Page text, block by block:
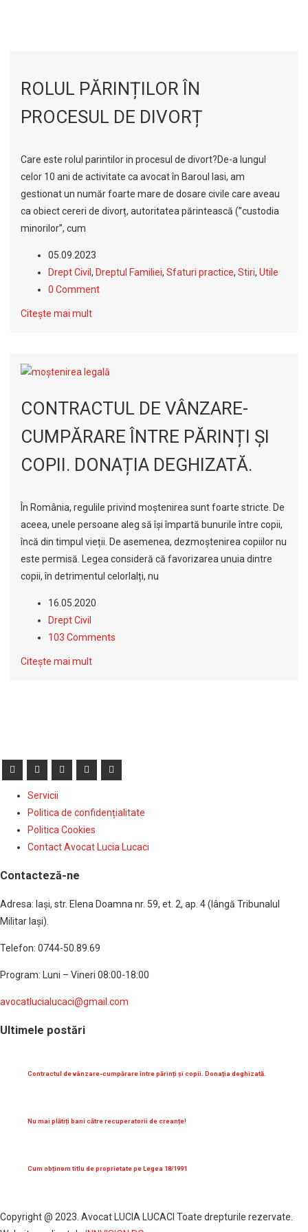
ROLUL PĂRINȚILOR ÎN
PROCESUL DE DIVORȚ
Care este rolul parintilor in procesul de divort?De-a lungul
celor 10 ani de activitate ca avocat în Baroul Iasi, am
gestionat un număr foarte mare de dosare civile care aveau
ca obiect cereri de divorț, autoritatea părintească (”custodia
minorilor”, cum
05.09.2023
Drept Civil , Dreptul Familiei, Sfaturi practice, Stiri, Utile
0 Comment
Citește mai mult
CONTRACTUL DE VÂNZARE-
CUMPĂRARE ÎNTRE PĂRINȚI ȘI
COPII. DONAȚIA DEGHIZATĂ.
În România, regulile privind moștenirea sunt foarte stricte. De
aceea, unele persoane aleg să își împartă bunurile între copii,
încă din timpul vieții. De asemenea, dezmoștenirea copiilor nu
este permisă. Legea consideră că favorizarea unuia dintre
copii, în detrimentul celorlalți, nu
16.05.2020
Drept Civil
103 Comments
Citește mai mult
Servicii
Politica de confidențialitate
Politica Cookies
Contact Avocat Lucia Lucaci
Contacteză-ne
Adresa: Iaşi, str. Elena Doamna nr. 59, et. 2, ap. 4 (lângă Tribunalul
Militar Iaşi).
Telefon: 0744-50.89.69
Program: Luni – Vineri 08:00-18:00
avocatlucialucaci@gmail.com
Ultimele postări
Contractul de vânzare-cumpărare între părinți și copii. Donația deghizată.
Nu mai plătiți bani către recuperatorii de creanțe!
Cum obținem titlu de proprietate pe Legea 18/1991
Copyright @ 2023. Avocat LUCIA LUCACI Toate drepturile rezervate.